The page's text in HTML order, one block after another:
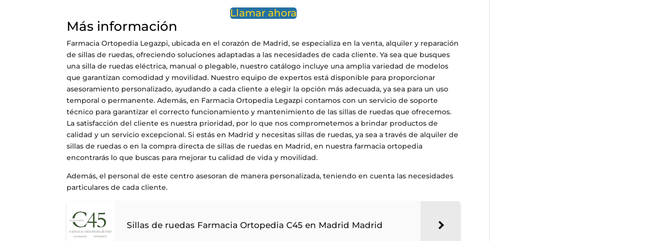
Llamar ahora
Más información
Farmacia Ortopedia Legazpi, ubicada en el corazón de Madrid, se especializa en la venta, alquiler y reparación
de sillas de ruedas, ofreciendo soluciones adaptadas a las necesidades de cada cliente. Ya sea que busques
una silla de ruedas eléctrica, manual o plegable, nuestro catálogo incluye una amplia variedad de modelos
que garantizan comodidad y movilidad. Nuestro equipo de expertos está disponible para proporcionar
asesoramiento personalizado, ayudando a cada cliente a elegir la opción más adecuada, ya sea para un uso
temporal o permanente. Además, en Farmacia Ortopedia Legazpi contamos con un servicio de soporte
técnico para garantizar el correcto funcionamiento y mantenimiento de las sillas de ruedas que ofrecemos.
La satisfacción del cliente es nuestra prioridad, por lo que nos comprometemos a brindar productos de
calidad y un servicio excepcional. Si estás en Madrid y necesitas sillas de ruedas, ya sea a través de alquiler de
sillas de ruedas o en la compra directa de sillas de ruedas en Madrid, en nuestra farmacia ortopedia
encontrarás lo que buscas para mejorar tu calidad de vida y movilidad.
Además, el personal de este centro asesoran de manera personalizada, teniendo en cuenta las necesidades
particulares de cada cliente.
Sillas de ruedas Farmacia Ortopedia C45 en Madrid Madrid